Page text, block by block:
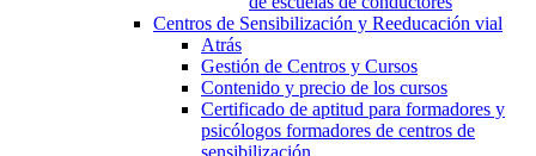
Centros de Sensibilización y Reeducación vial
Atrás
Gestión de Centros y Cursos
Contenido y precio de los cursos
Certificado de aptitud para formadores y
psicólogos formadores de centros de